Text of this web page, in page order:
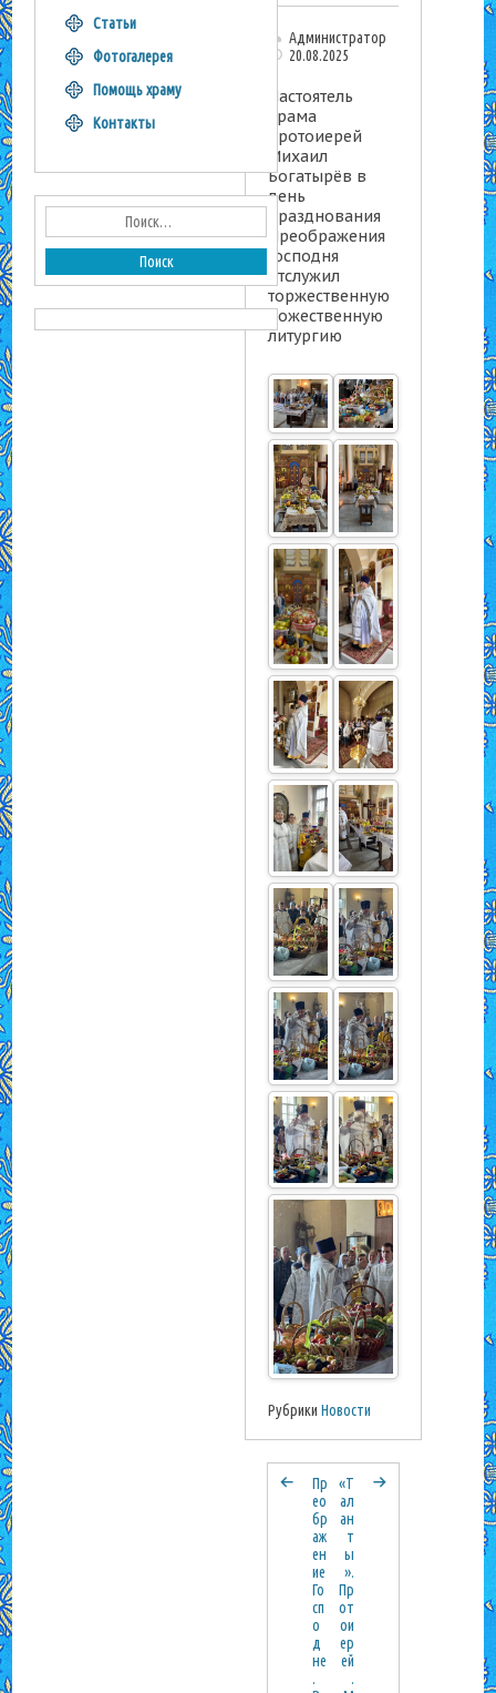
Администратор
20.08.2025
Настоятель
храма
протоиерей
Михаил
Богатырёв в
день
празднования
Преображения
Господня
отслужил
торжественную
Божественную
литургию
Рубрики Новости
Пр
ео
бр
аж
ен
ие
Го
сп
о
д
не
.
«Т
ал
ан
т
ы
».
Пр
от
ои
ер
ей
.
Статьи
Фотогалерея
Помощь храму
Контакты